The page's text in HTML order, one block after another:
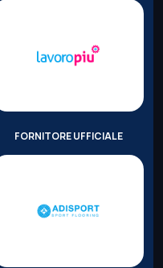
FORNITORE UFFICIALE